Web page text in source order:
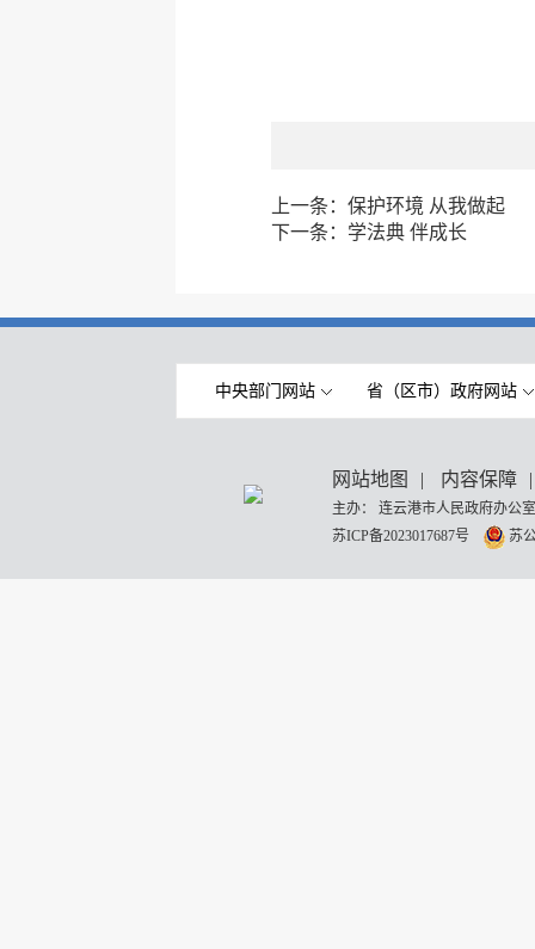
上一条： 保护环境 从我做起
下一条： 学法典 伴成长
中央部门网站 省（区市）政府网站
网站地图 | 内容保障 |
主办： 连云港市人民政府办
苏ICP备2023017687号
苏